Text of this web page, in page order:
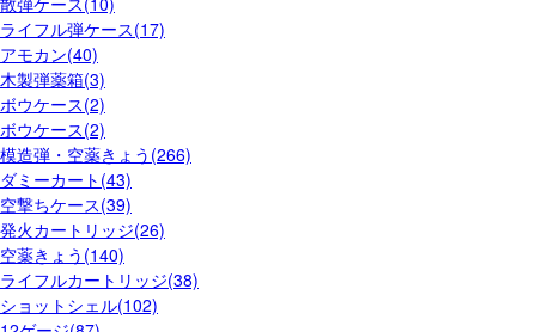
ライフル弾ケース(17)
アモカン(40)
木製弾薬箱(3)
ボウケース(2)
ボウケース(2)
模造弾・空薬きょう(266)
ダミーカート(43)
空撃ちケース(39)
発火カートリッジ(26)
空薬きょう(140)
ライフルカートリッジ(38)
ショットシェル(102)